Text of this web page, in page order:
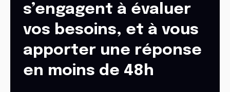
s’engagent à évaluer
vos besoins, et à vous
apporter une réponse
en moins de 48h